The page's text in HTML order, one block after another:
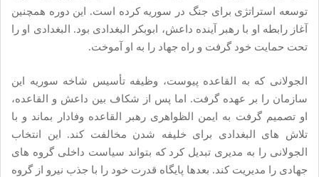
توسعه استراتژی برای جنگ در سوریه کرده است. این دوره همچنین
آغاز رابطه او با رهبر آینده داعش، ابوبکر البغدادی بود. البغدادی او را
تحت حمایت خود گرفت و راه جهاد را به او آموخت.
الجولانی که به القاعده پیوست، وظیفه تأسیس شاخه سوریه این
سازمان را بر عهده گرفت. اما پس از شکاف بین داعش و القاعده،
او تصمیم گرفت به ایمن الظواهری رهبر القاعده وفادار بماند و با
تلاش های البغدادی برای خلیفه شدن مخالفت کند. این انتخاب
الجولانی را به مدیری تبدیل کرد که بتواند سیاست داخلی گروه های
جهادی را مدیریت کند. بعدها پایگاه قدرت خود را با جذب نیرو از گروه